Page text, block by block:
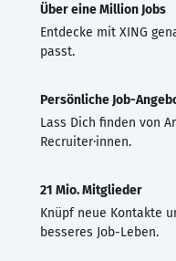
Über eine Million Jobs
Entdecke mit XING
passt.
Persönliche Job-
Lass Dich finden von
Recruiter·innen.
21 Mio. Mitglieder
Knüpf neue Kontakte
besseres Job-Leben.